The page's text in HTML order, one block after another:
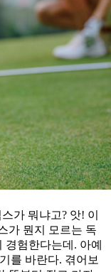
가 뭐냐고? 앗! 이
가 뭔지 모르는 독
험한다는데. 아예
를 바란다. 겪어보